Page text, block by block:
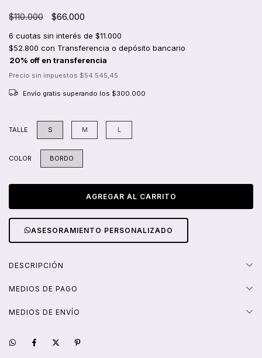
$110.000 $66.000
6 cuotas sin interés de $11.000
$52.800 con Transferencia o depósito bancario
Precio sin impuestos $54.545,45
Envío gratis superando los $300.000
TALLE S M L
COLOR BORDO
ASESORAMIENTO PERSONALIZADO
DESCRIPCIÓN
MEDIOS DE PAGO
MEDIOS DE ENVÍO